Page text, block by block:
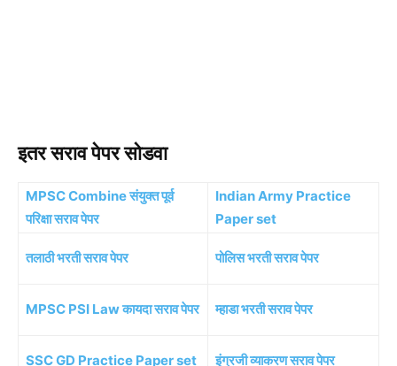
इतर सराव पेपर सोडवा
MPSC Combine संयुक्त पूर्व
परिक्षा सराव पेपर
Indian Army Practice
Paper set
तलाठी भरती सराव पेपर पोलिस भरती सराव पेपर
MPSC PSI Law कायदा सराव पेपर म्हाडा भरती सराव पेपर
SSC GD Practice Paper set इंग्रजी व्याकरण सराव पेपर